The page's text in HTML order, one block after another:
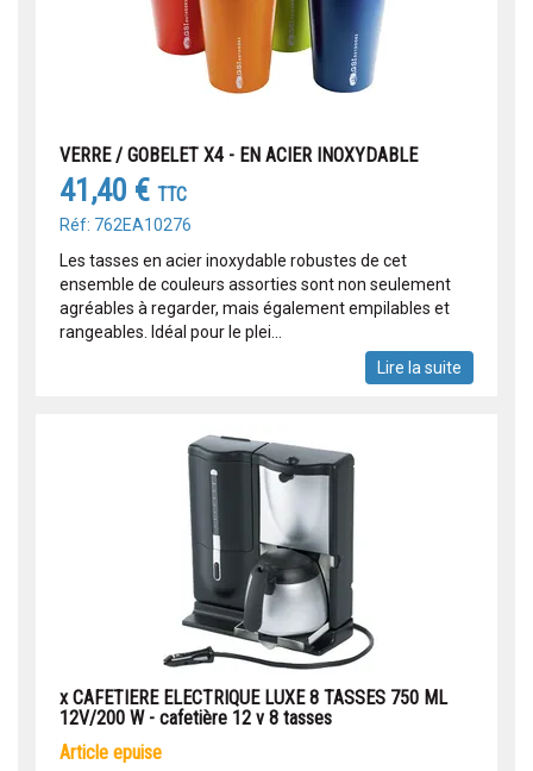
VERRE / GOBELET X4 - EN ACIER INOXYDABLE
41,40 € TTC
Réf: 762EA10276
Les tasses en acier inoxydable robustes de cet
ensemble de couleurs assorties sont non seulement
agréables à regarder, mais également empilables et
rangeables. Idéal pour le plei...
Lire la suite
x CAFETIERE ELECTRIQUE LUXE 8 TASSES 750 ML
12V/200 W - cafetière 12 v 8 tasses
article epuise